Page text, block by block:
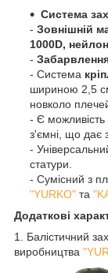
Система
- Зовнішній
1000D,
-
- Система
шириною 2,5
новколо
- Є можливість
з'ємні, що дає
-
статури.
- Сумісний з
"YURKO" та
Додаткові
1. Балістичний
виробництва